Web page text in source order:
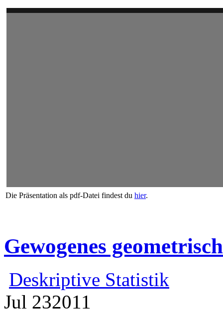
Die Präsentation als pdf-Datei findest du hier.
Gewogenes
Deskriptive Statistik
Jul 232011